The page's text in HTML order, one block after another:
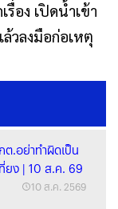
อง เปิดน้ำเข้า
ล้วลงมือก่อเหตุ
.อย่าทำผิดเป็น
ยง | 10 ส.ค. 69
10 ส.ค. 2569